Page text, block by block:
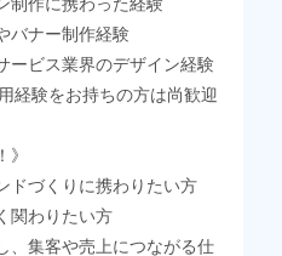
バナー制作経験
ービス業界のデザイン経験
経験をお持ちの方は尚歓迎
ドづくりに携わりたい方
関わりたい方
、集客や売上につながる仕